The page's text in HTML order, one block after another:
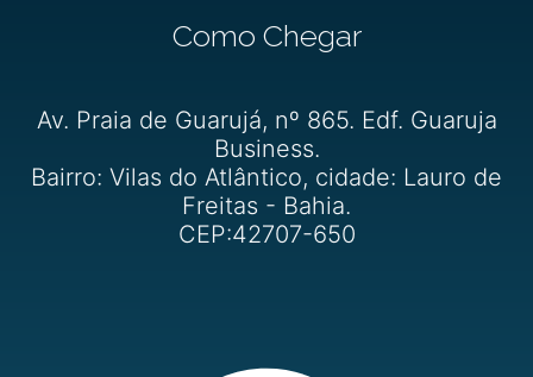
Como Chegar
Av. Praia de Guarujá, nº 865. Edf. Guaruja
Business.
Bairro: Vilas do Atlântico, cidade: Lauro de
Freitas - Bahia.
CEP:42707-650